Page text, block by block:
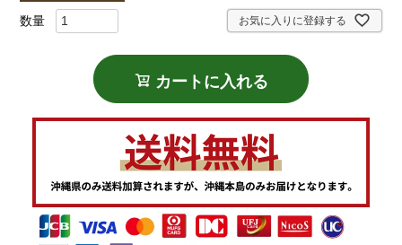
お気に入りに登録する
カートに入れる